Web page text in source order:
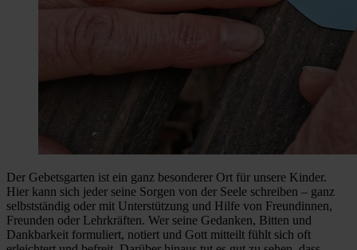
Der Gebetsgarten ist ein ganz besonderer Ort für unsere Kinder.
Hier kann sich jeder seine Sorgen von der Seele schreiben – ganz
selbstständig oder mit Unterstützung und Hilfe von Freundinnen,
Freunden oder Lehrkräften. Wer seine Gedanken, Bitten und
Dankbarkeit formuliert, notiert und Gott mitteilt fühlt sich oft